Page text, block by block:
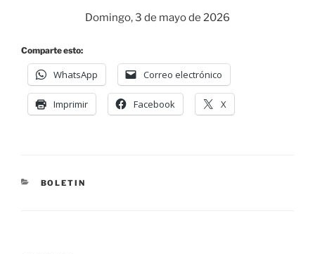
Domingo, 3 de mayo de 2026
Comparte esto:
WhatsApp Correo electrónico
Imprimir Facebook X
BOLETIN